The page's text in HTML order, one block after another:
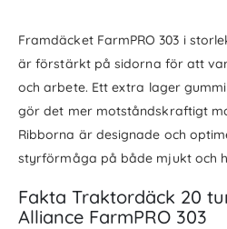
Framdäcket FarmPRO 303 i
är förstärkt på sidorna för att
och arbete. Ett extra lager
gör det mer motståndskraftigt
Ribborna är designade och
styrförmåga på både mjukt och
Fakta Traktordäck 20
Alliance FarmPRO 303